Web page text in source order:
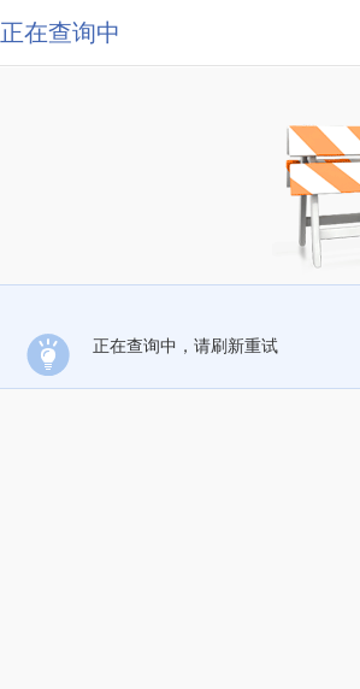
正在查询中
正在查询中，请刷新重试